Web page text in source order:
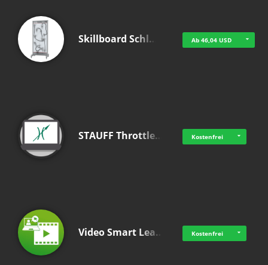
Skillboard Schl… Ab 46,04 USD
STAUFF Throttle… Kostenfrei
Video Smart Lea… Kostenfrei